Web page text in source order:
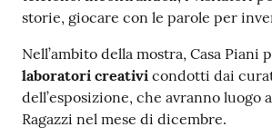
storie, giocare con le parole per
Nell’ambito della mostra, Casa Piani
laboratori creativi condotti dai
dell’esposizione, che avranno luogo
Ragazzi nel mese di dicembre.